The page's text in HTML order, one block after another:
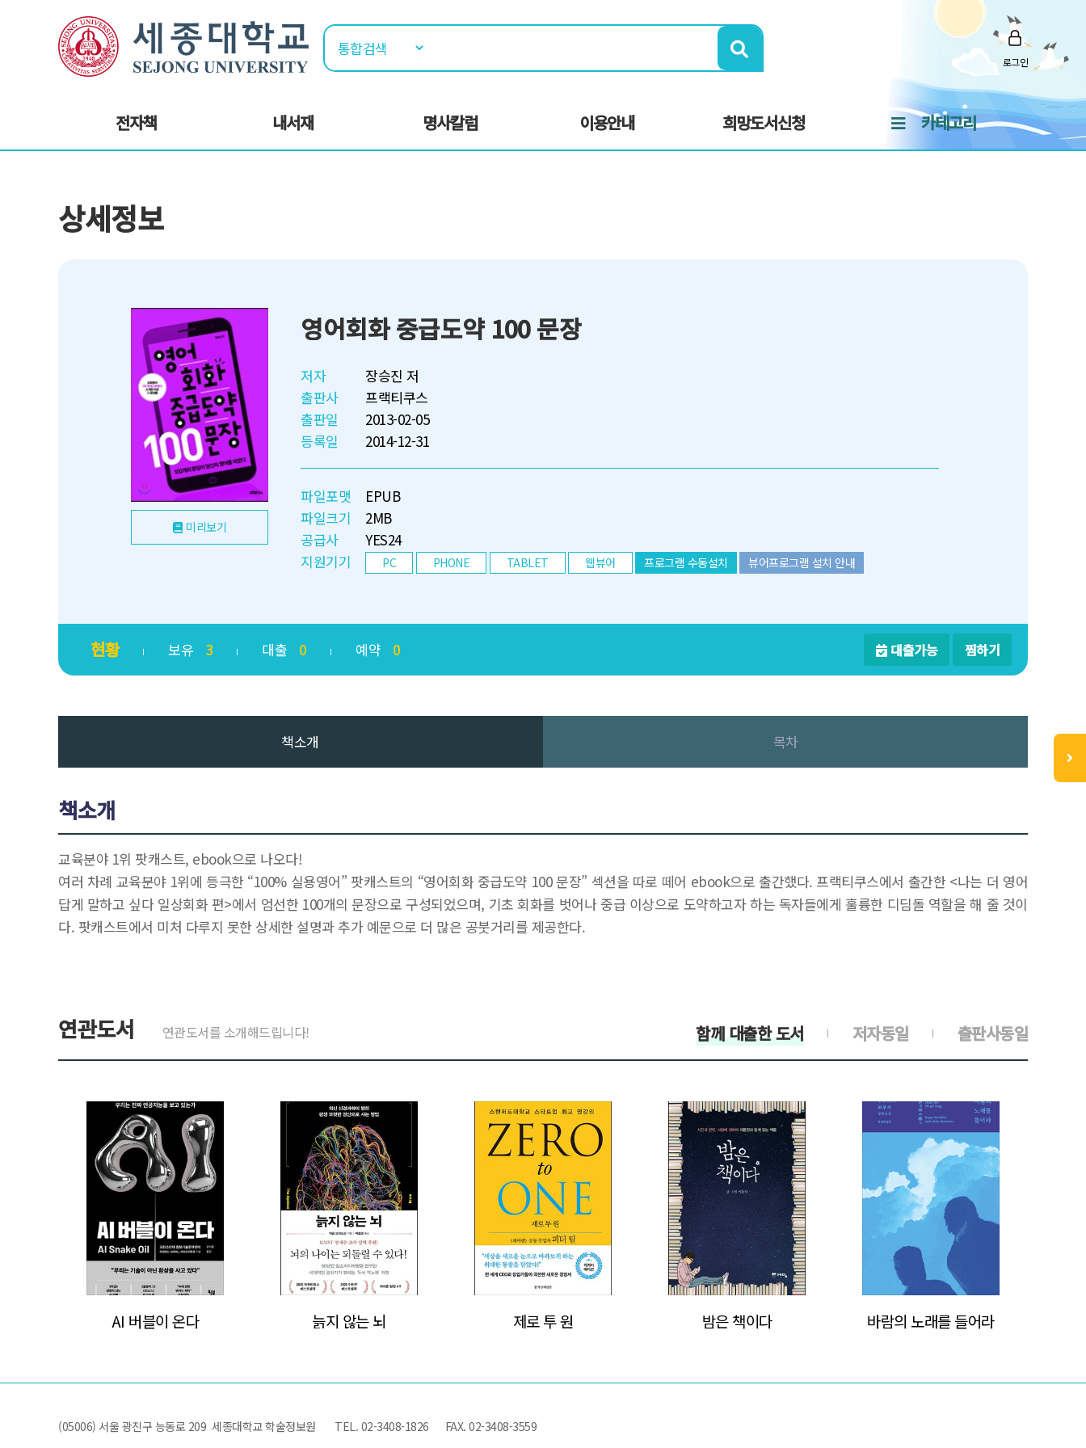
로그인
전자책 내서재 명사칼럼 이용안내 희망도서신청 카테고리
상세정보
미리보기
영어회화 중급도약 100 문장
저자
장승진 저
출판사
프랙티쿠스
출판일
2013-02-05
등록일
2014-12-31
파일포맷
EPUB
파일크기
2MB
공급사
YES24
지원기기
PC PHONE TABLET 웹뷰어 프로그램 수동설치 뷰어프로그램 설치 안내
현황 보유 3 대출 0 예약 0 대출가능 찜하기
책소개 목차
책소개
교육분야 1위 팟캐스트, ebook으로 나오다!
여러 차례 교육분야 1위에 등극한 “100% 실용영어” 팟캐스트의 “영어회화 중급도약 100 문장” 섹션을 따로 떼어 ebook으로 출간했다. 프랙티쿠스에서 출간한 <나는 더 영어
답게 말하고 싶다 일상회화 편>에서 엄선한 100개의 문장으로 구성되었으며, 기초 회화를 벗어나 중급 이상으로 도약하고자 하는 독자들에게 훌륭한 디딤돌 역할을 해 줄 것이
다. 팟캐스트에서 미처 다루지 못한 상세한 설명과 추가 예문으로 더 많은 공붓거리를 제공한다.
연관도서 연관도서를 소개해드립니다! 출판사동일
저자동일
함께 대출한 도서
>
AI 버블이 온다
>
늙지 않는 뇌
>
제로 투 원
>
밤은 책이다
>
바람의 노래를 들어라
(05006) 서울 광진구 능동로 209 세종대학교 학술정보원 TEL. 02-3408-1826 FAX. 02-3408-3559